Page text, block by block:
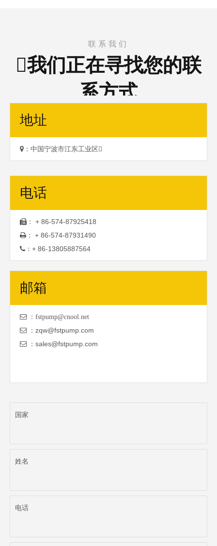
联系我们
我们正在寻找您的联
系方式
地址
 ：中国宁波市江东工业区 
电话
： + 86-574-87925418
： + 86-574-87931490
： + 86-13805887564
邮箱

：fstpump@cnool.net

： zqw@fstpump.com
 ： sales@fstpump.com
国家
姓名
电话